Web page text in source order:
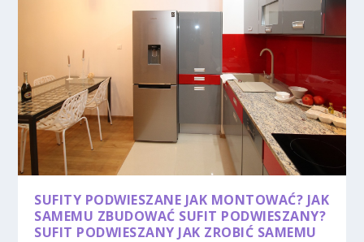
SUFITY PODWIESZANE JAK MONTOWAĆ? JAK
SAMEMU ZBUDOWAĆ SUFIT PODWIESZANY?
SUFIT PODWIESZANY JAK ZROBIĆ SAMEMU